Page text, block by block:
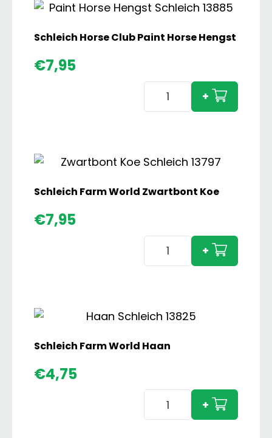
Schleich Horse Club Paint Horse Hengst
€7,95
Schleich
Horse
Horse
Hengst
aantal
+
Schleich Farm World Zwartbont Koe
€7,95
Schleich
Farm
Koe
aantal
+
Schleich Farm World Haan
€4,75
Schleich
Farm
+